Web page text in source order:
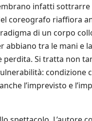
infatti
coreografo riaffiora
di un corpo
abbiano tra le mani e
perdita. Si tratta non
condizione
l’imprevisto e